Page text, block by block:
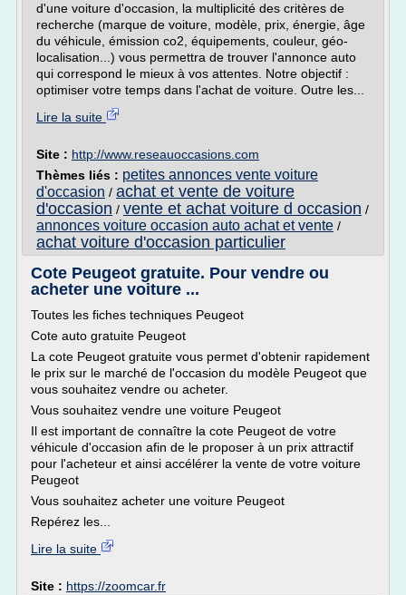
d'une voiture d'occasion, la multiplicité des critères de
recherche (marque de voiture, modèle, prix, énergie, âge
du véhicule, émission co2, équipements, couleur, géo-
localisation...) vous permettra de trouver l'annonce auto
qui correspond le mieux à vos attentes. Notre objectif :
optimiser votre temps dans l'achat de voiture. Outre les...
Lire la suite
Site : http://www.reseauoccasions.com
Thèmes liés : petites annonces vente voiture
d'occasion / achat et vente de voiture
d'occasion / vente et achat voiture d occasion /
annonces voiture occasion auto achat et vente /
achat voiture d'occasion particulier
Cote Peugeot gratuite. Pour vendre ou
acheter une voiture ...
Toutes les fiches techniques Peugeot
Cote auto gratuite Peugeot
La cote Peugeot gratuite vous permet d'obtenir rapidement
le prix sur le marché de l'occasion du modèle Peugeot que
vous souhaitez vendre ou acheter.
Vous souhaitez vendre une voiture Peugeot
Il est important de connaître la cote Peugeot de votre
véhicule d'occasion afin de le proposer à un prix attractif
pour l'acheteur et ainsi accélérer la vente de votre voiture
Peugeot
Vous souhaitez acheter une voiture Peugeot
Repérez les...
Lire la suite
Site : https://zoomcar.fr